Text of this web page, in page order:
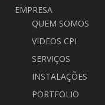
EMPRESA
QUEM SOMOS
VIDEOS CPI
SERVIÇOS
INSTALAÇÕES
PORTFOLIO